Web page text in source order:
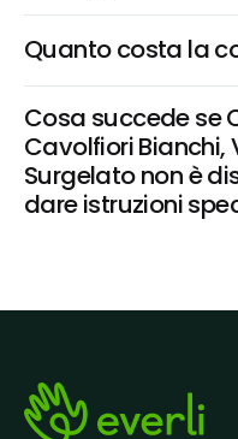
Quanto costa la
Cosa succede se
Cavolfiori Bianchi,
Surgelato non è
dare istruzioni